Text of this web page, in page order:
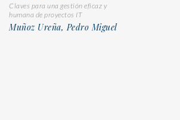
Claves para una gestión eficaz y
humana de proyectos IT
Muñoz Ureña, Pedro Miguel